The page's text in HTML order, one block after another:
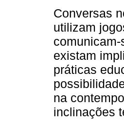
Conversas
utilizam
existam
práticas
na
inclinações